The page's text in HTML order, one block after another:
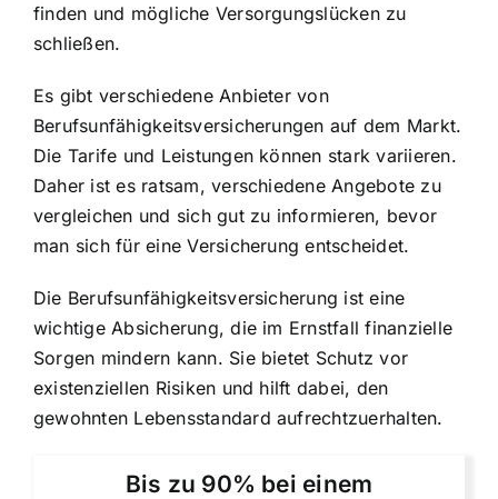
finden und mögliche Versorgungslücken zu
schließen.
Es gibt verschiedene Anbieter von
Berufsunfähigkeitsversicherungen auf dem Markt.
Die Tarife und Leistungen können stark variieren.
Daher ist es ratsam,verschiedene Angebote zu
vergleichen und sich gut zu informieren, bevor
man sich für eine Versicherung entscheidet.
Die Berufsunfähigkeitsversicherung ist eine
wichtige Absicherung, die im Ernstfall finanzielle
Sorgen mindern kann. Sie bietet Schutz vor
existenziellen Risiken und hilft dabei, den
gewohnten Lebensstandard aufrechtzuerhalten.
Bis zu 90% bei einem